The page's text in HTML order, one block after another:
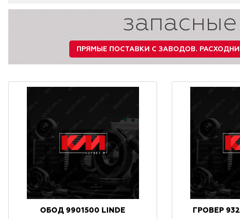
запасные
ПРЯМЫЕ ПОСТАВКИ С ЗАВОДОВ.
ОБОД 9901500 LINDE ГРОВЕР